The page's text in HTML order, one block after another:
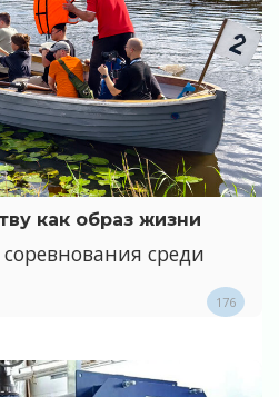
как образ жизни
среди
176